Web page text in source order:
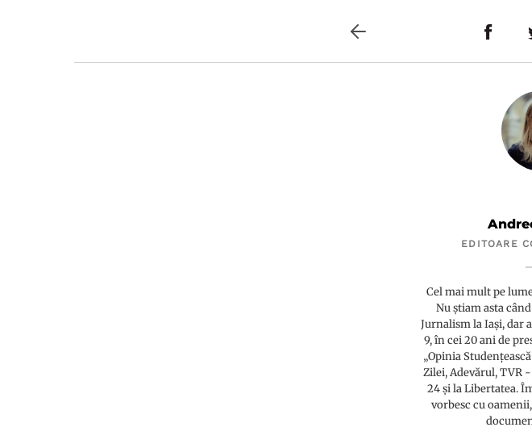
EDITOARE
Cel mai mult pe
Nu știam asta
Jurnalism la Iași, dar
9, în cei 20 ani de
„Opinia
Zilei, Adevărul, TVR
24 și la Libertatea.
vorbesc cu